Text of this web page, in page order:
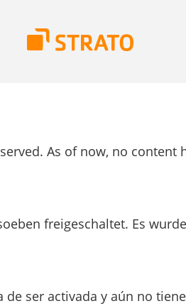
As of now, no content
freigeschaltet. Es
de ser activada y aún no